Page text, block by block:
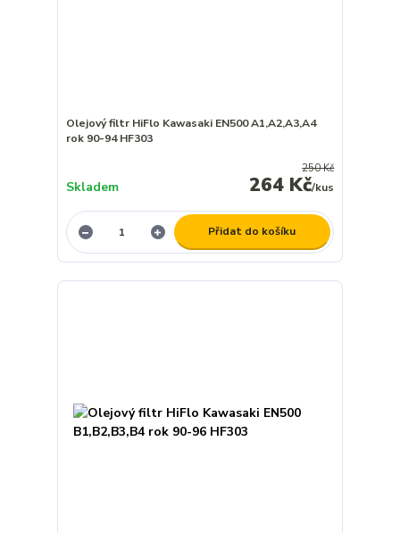
Olejový filtr HiFlo Kawasaki EN500 A1,A2,A3,A4
rok 90-94 HF303
250 Kč
264 Kč/kus
Skladem
Přidat do košíku